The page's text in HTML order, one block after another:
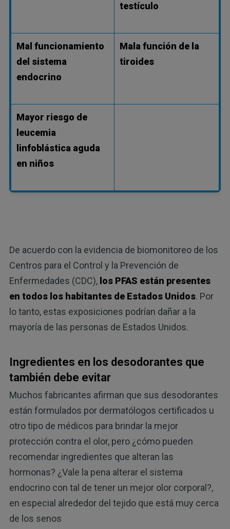
testículo
Mal funcionamiento
del sistema
endocrino
Mala función de la
tiroides
Mayor riesgo de
leucemia
linfoblástica aguda
en niños
De acuerdo con la evidencia de biomonitoreo de los
Centros para el Control y la Prevención de
Enfermedades (CDC), los PFAS están presentes
en todos los habitantes de Estados Unidos. Por
lo tanto, estas exposiciones podrían dañar a la
mayoría de las personas de Estados Unidos.
Ingredientes en los desodorantes que
también debe evitar
Muchos fabricantes afirman que sus desodorantes
están formulados por dermatólogos certificados u
otro tipo de médicos para brindar la mejor
protección contra el olor, pero ¿cómo pueden
recomendar ingredientes que alteran las
hormonas? ¿Vale la pena alterar el sistema
endocrino con tal de tener un mejor olor corporal?,
en especial alrededor del tejido que está muy cerca
de los senos